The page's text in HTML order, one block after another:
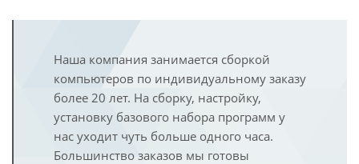
Наша компания занимается сборкой
компьютеров по индивидуальному заказу
более 20 лет. На сборку, настройку,
установку базового набора программ у
нас уходит чуть больше одного часа.
Большинство заказов мы готовы